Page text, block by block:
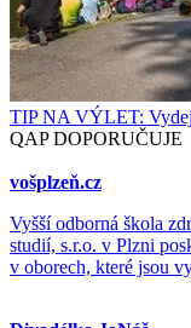
TIP NA VÝLET:
QAP DOPORUČUJE
vošplzeň.cz
Vyšší odborná škola
studií, s.r.o. v Plzni
v oborech, které jsou